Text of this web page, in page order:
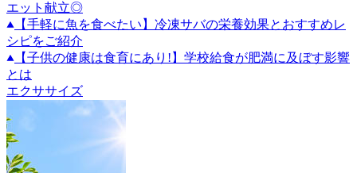
エット献立◎
【手軽に魚を食べたい】冷凍サバの栄養効果とおすすめレ
シピをご紹介
【子供の健康は食育にあり!】学校給食が肥満に及ぼす影響
とは
エクササイズ